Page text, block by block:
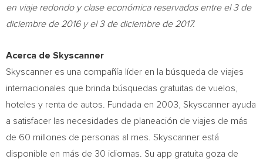
en viaje redondo y clase económica reservados entre el 3 de
diciembre de 2016 y el 3 de diciembre de 2017.
Acerca de Skyscanner
Skyscanner es una compañía líder en la búsqueda de viajes
internacionales que brinda búsquedas gratuitas de vuelos,
hoteles y renta de autos. Fundada en 2003, Skyscanner ayuda
a satisfacer las necesidades de planeación de viajes de más
de 60 millones de personas al mes. Skyscanner está
disponible en más de 30 idiomas. Su app gratuita goza de